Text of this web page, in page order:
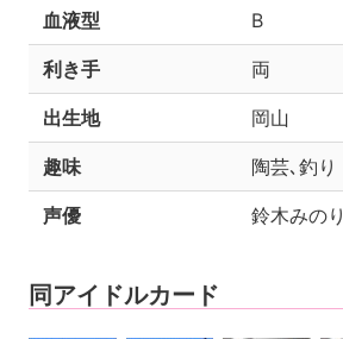
血液型 B
利き手 両
出生地 岡山
趣味 陶芸､釣り
声優 鈴木みのり
同アイドルカード